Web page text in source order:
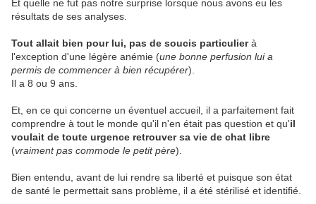
Et quelle ne fut pas notre surprise lorsque nous avons eu les
résultats de ses analyses.
Tout allait bien pour lui, pas de soucis particulierà
l'exception d'une légère anémie (une bonne perfusion lui a
permis de commencer à bien récupérer).
Il a 8 ou 9 ans.
Et, en ce qui concerne un éventuel accueil, il a parfaitement fait
comprendre à tout le monde qu'il n'en était pas question et qu'il
voulait de toute urgence retrouver sa vie de chat libre
(vraiment pas commode le petit père).
Bien entendu, avant de lui rendre sa liberté et puisque son état
de santé le permettait sans problème, il a été stérilisé et identifié.